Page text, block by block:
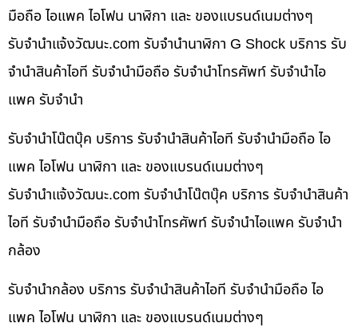
มือถือ ไอแพค ไอโฟน นาฬิกา และ ของแบรนด์เนมต่างๆ
รับจํานําแจ้งวัฒนะ.com รับจำนำนาฬิกา G Shock บริการ รับ
จำนำสินค้าไอที รับจำนำมือถือ รับจำนำโทรศัพท์ รับจำนำไอ
แพค รับจำนำ
รับจำนำโน๊ตบุ๊ค บริการ รับจำนำสินค้าไอที รับจำนำมือถือ ไอ
แพค ไอโฟน นาฬิกา และ ของแบรนด์เนมต่างๆ
รับจํานําแจ้งวัฒนะ.com รับจำนำโน๊ตบุ๊ค บริการ รับจำนำสินค้า
ไอที รับจำนำมือถือ รับจำนำโทรศัพท์ รับจำนำไอแพค รับจำนำ
กล้อง
รับจำนำกล้อง บริการ รับจำนำสินค้าไอที รับจำนำมือถือ ไอ
แพค ไอโฟน นาฬิกา และ ของแบรนด์เนมต่างๆ